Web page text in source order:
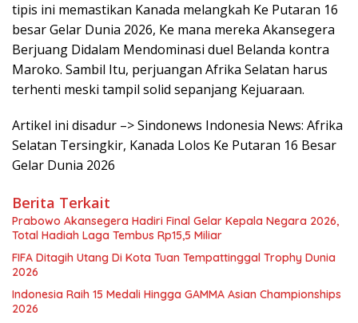
tipis ini memastikan Kanada melangkah Ke Putaran 16
besar Gelar Dunia 2026, Ke mana mereka Akansegera
Berjuang Didalam Mendominasi duel Belanda kontra
Maroko. Sambil Itu, perjuangan Afrika Selatan harus
terhenti meski tampil solid sepanjang Kejuaraan.
Artikel ini disadur –> Sindonews Indonesia News: Afrika
Selatan Tersingkir, Kanada Lolos Ke Putaran 16 Besar
Gelar Dunia 2026
Berita Terkait
Prabowo Akansegera Hadiri Final Gelar Kepala Negara 2026,
Total Hadiah Laga Tembus Rp15,5 Miliar
FIFA Ditagih Utang Di Kota Tuan Tempattinggal Trophy Dunia
2026
Indonesia Raih 15 Medali Hingga GAMMA Asian Championships
2026